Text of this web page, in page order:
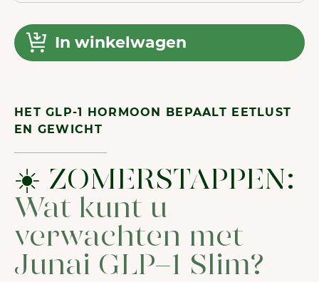
In winkelwagen
HET GLP-1 HORMOON BEPAALT EETLUST
EN GEWICHT
☀️ ZOMERSTAPPEN:
Wat kunt u
verwachten met
Junai GLP-1 Slim?